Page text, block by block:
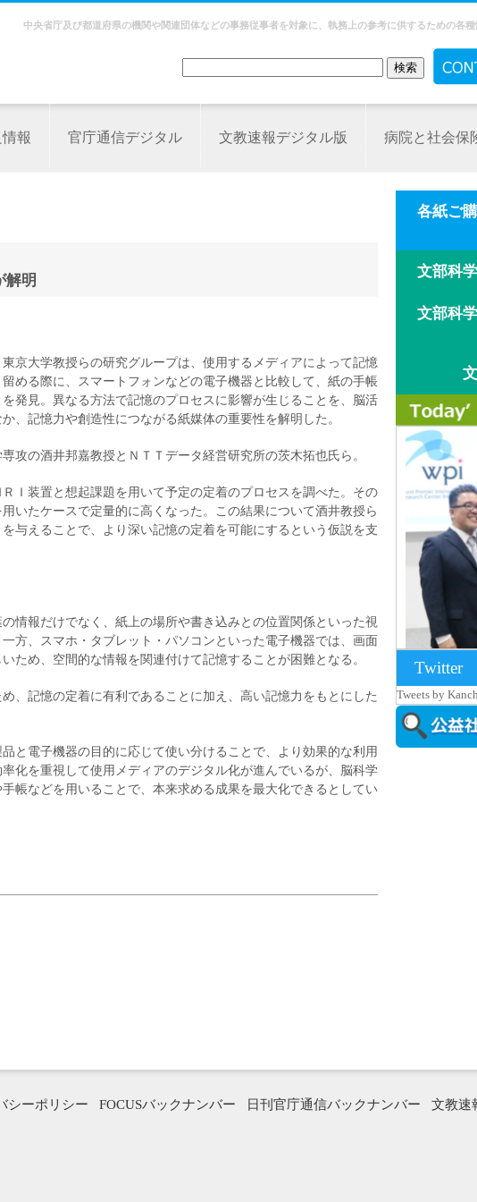
中央省庁及び都道府県の機関や関連団体などの事務従事者を対象に、執務上の参考に供するための各
報 官庁通信デジタル 文教速報デジタル版 病院と社会保
明
京大学教授らの研究グループは、使用するメディアによって記憶
める際に、スマートフォンなどの電子機器と比較して、紙の手帳
発見。異なる方法で記憶のプロセスに影響が生じることを、脳活
、記憶力や創造性につながる紙媒体の重要性を解明した。
攻の酒井邦嘉教授とＮＴＴデータ経営研究所の茨木拓也氏ら。
Ｉ装置と想起課題を用いて予定の定着のプロセスを調べた。その
いたケースで定量的に高くなった。この結果について酒井教授ら
与えることで、より深い記憶の定着を可能にするという仮説を支
情報だけでなく、紙上の場所や書き込みとの位置関係といった視
方、スマホ・タブレット・パソコンといった電子機器では、画面
ため、空間的な情報を関連付けて記憶することが困難となる。
、記憶の定着に有利であることに加え、高い記憶力をもとにした
と電子機器の目的に応じて使い分けることで、より効果的な利用
化を重視して使用メディアのデジタル化が進んでいるが、脳科学
帳などを用いることで、本来求める成果を最大化できるとしてい
各紙ご
文部科
文部科
京都大
大...
Twitter
Tweets by
シーポリシー FOCUSバックナンバー 日刊官庁通信バックナンバー 文教速